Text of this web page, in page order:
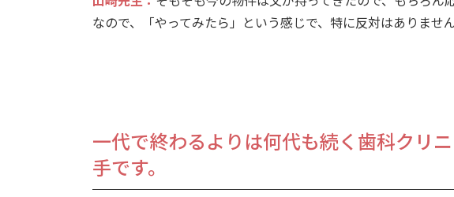
なので、「やってみたら」という感じで、特に反対はありません
一代で終わるよりは何代も続く歯科クリ
手です。